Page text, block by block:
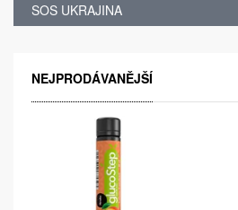
SOS UKRAJINA
NEJPRODÁVANĚJŠÍ